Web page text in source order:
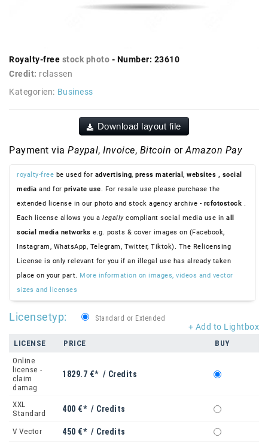
Royalty-free stock photo - Number: 23610
Credit: rclassen
Kategorien: Business
Download layout file
Payment via Paypal, Invoice, Bitcoin orAmazon Pay
royalty-free be used for advertising, press material , websites , social
media and for private use. For resale use please purchase the
extended license in our photo and stock agency archive - rcfotostock .
Each license allows you a legallycompliant social media use in all
social media networks e.g. posts & cover images on (Facebook,
Instagram, WhatsApp, Telegram, Twitter, Tiktok). The Relicensing
License is only relevant for you if an illegal use has already taken
place on your part. More information on images, videos and vector
sizes and licenses
+ Add to Lightbox
Licensetyp: Standard or Extended
LICENSE PRICE
BUY
Online
license -
claim
damag
1829.7 €* / Credits
XXL
Standard
400 €* / Credits
V Vector 450 €* / Credits